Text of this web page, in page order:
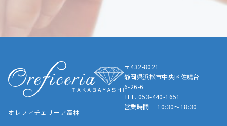
オレフィチェリーア高林
〒432-8021
静岡県浜松市中央区佐鳴台
6-26-6
TEL. 053-440-1651
営業時間 10:30～18:30